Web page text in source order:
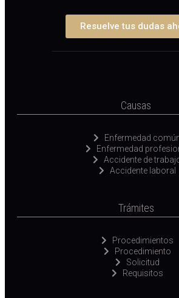
Resuelve tus dudas
Causas
Enfermedad
Enfermedad
Accidente de
Accidente laboral
Trámites
Procedimientos
Procedimiento
Solicitud
Requisitos